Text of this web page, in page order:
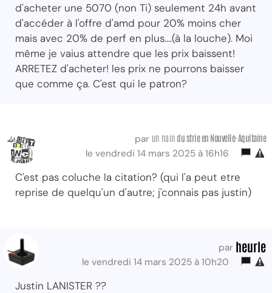
d'acheter une 5070 (non Ti) seulement 24h avant
d'accéder à l'offre d'amd pour 20% moins cher
mais avec 20% de perf en plus....(à la louche). Moi
même je vaius attendre que les prix baissent!
ARRETEZ d'acheter! les prix ne pourrons baisser
que comme ça. C'est qui le patron?
par un nain du strieen Nouvelle-Aquitaine
le vendredi 14 mars 2025 à 16h16
C'est pas coluche la citation? (qui l'a peut etre
reprise de quelqu'un d'autre; j'connais pas justin)
par heurle
le vendredi 14 mars 2025 à 10h20
Justin LANISTER ??